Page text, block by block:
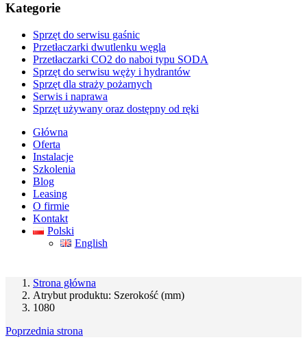
Kategorie
Sprzęt do serwisu gaśnic
Przetłaczarki dwutlenku węgla
Przetłaczarki CO2 do naboi typu SODA
Sprzęt do serwisu węży i hydrantów
Sprzęt dla straży pożarnych
Serwis i naprawa
Sprzęt używany oraz dostępny od ręki
Główna
Oferta
Instalacje
Szkolenia
Blog
Leasing
O firmie
Kontakt
Polski
English
Strona główna
Atrybut produktu: Szerokość (mm)
1080
Poprzednia strona